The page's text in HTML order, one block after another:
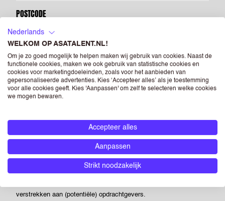
POSTCODE
CV(OPTIONEEL)
Drag & Drop je bestanden ofBladeren
opdrachtgevers waar we je voorstellen. Je kunt een foto opnemen
op je CV, maar als je dit niet doet heeft dit geen negatieve
gevolgen voor je sollicitatie. Als je een foto opneemt in je CV dan
geef je ASA Talent - én de bedrijven die horen bij RGF Staffing the
verstrekken aan (potentiële) opdrachtgevers.
Nederlands
WELKOM OP ASATALENT.NL!
Om je zo goed mogelijk te helpen maken wij gebruik van cookies. Naast de
functionele cookies, maken we ook gebruik van statistische cookies en
cookies voor marketingdoeleinden, zoals voor het aanbieden van
gepersonaliseerde advertenties. Kies ‘Accepteer alles’ als je toestemming
voor alle cookies geeft. Kies 'Aanpassen' om zelf te selecteren welke cookies
we mogen bewaren.
Accepteer alles
Aanpassen
Strikt noodzakelijk